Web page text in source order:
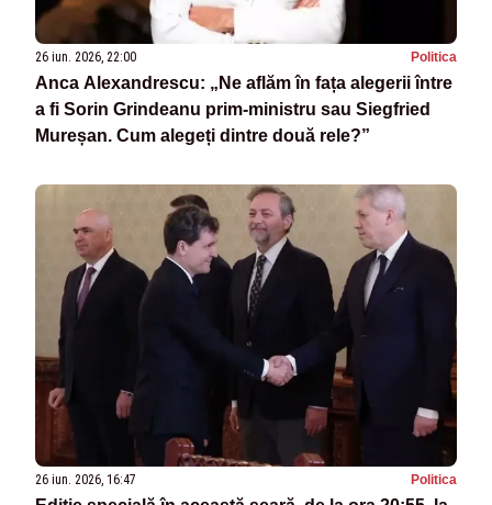
26 iun. 2026, 22:00 Politica
Anca Alexandrescu: „Ne aflăm în fața alegerii între
a fi Sorin Grindeanu prim-ministru sau Siegfried
Mureșan. Cum alegeți dintre două rele?”
26 iun. 2026, 16:47 Politica